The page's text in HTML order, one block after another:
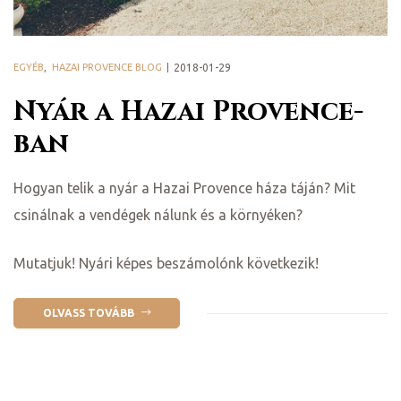
Nyár a Hazai Provence-
ban
EGYÉB, HAZAI PROVENCE BLOG 2018-01-29
Hogyan telik a nyár a Hazai Provence háza táján? Mit
csinálnak a vendégek nálunk és a környéken?
Mutatjuk! Nyári képes beszámolónk következik!
OLVASS TOVÁBB